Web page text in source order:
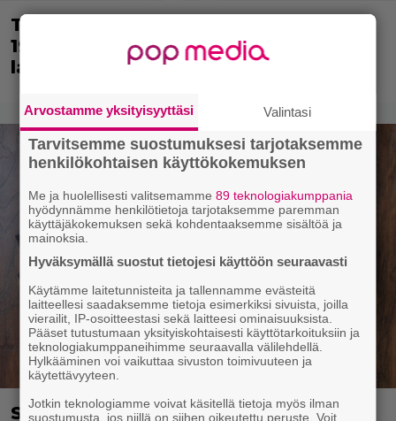
Tänään tv:ssä: Loistoleffa vuodelta
1999 – Stephen King ja Tom Hanks
laadun takeina
Syötkö perunoita näin? Tutkijat
Arvostamme yksityisyyttäsi Valintasi
Tarvitsemme suostumuksesi tarjotaksemme
henkilökohtaisen käyttökokemuksen
Me ja huolellisesti valitsemamme89 teknologiakumppania
hyödynnämme henkilötietoja tarjotaksemme paremman
käyttäjäkokemuksen sekä kohdentaaksemme sisältöä ja
mainoksia.
Hyväksymällä suostut tietojesi käyttöön seuraavasti
Käytämme laitetunnisteita ja tallennamme evästeitä
laitteellesi saadaksemme tietoja esimerkiksi sivuista, joilla
vierailit, IP-osoitteestasi sekä laitteesi ominaisuuksista.
Pääset tutustumaan yksityiskohtaisesti käyttötarkoituksiin ja
teknologiakumppaneihimme seuraavalla välilehdellä.
Hylkääminen voi vaikuttaa sivuston toimivuuteen ja
käytettävyyteen.
Jotkin teknologiamme voivat käsitellä tietoja myös ilman
suostumusta, jos niillä on siihen oikeutettu peruste. Voit